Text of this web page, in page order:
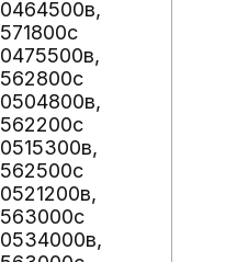
0464500в,
571800с
0475500в,
562800с
0504800в,
562200с
0515300в,
562500с
0521200в,
563000с
0534000в,